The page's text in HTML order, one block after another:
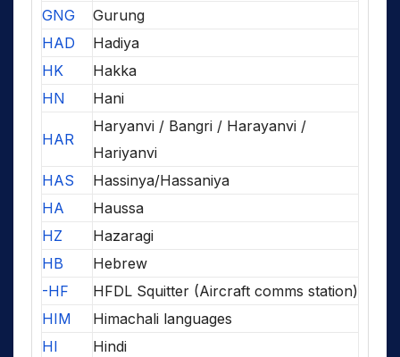
GNG
Gurung
HAD
Hadiya
HK
Hakka
HN
Hani
HAR
Haryanvi / Bangri / Harayanvi /
Hariyanvi
HAS
Hassinya/Hassaniya
HA
Haussa
HZ
Hazaragi
HB
Hebrew
-HF
HFDL Squitter (Aircraft comms station)
HIM
Himachali languages
HI
Hindi